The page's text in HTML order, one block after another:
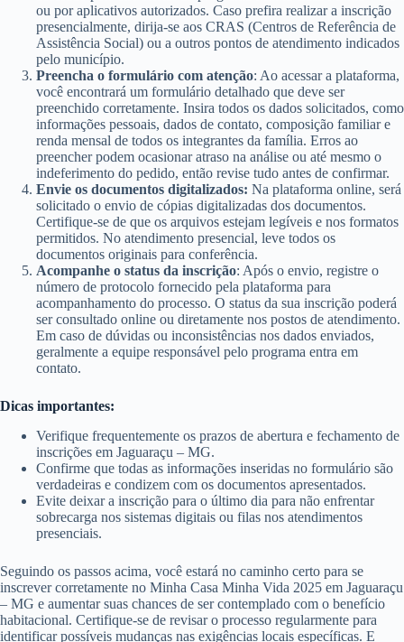
ou por aplicativos autorizados. Caso prefira realizar a inscrição
presencialmente, dirija-se aos CRAS (Centros de Referência de
Assistência Social) ou a outros pontos de atendimento indicados
pelo município.
Preencha o formulário com atenção: Ao acessar a plataforma,
você encontrará um formulário detalhado que deve ser
preenchido corretamente. Insira todos os dados solicitados, como
informações pessoais, dados de contato, composição familiar e
renda mensal de todos os integrantes da família. Erros ao
preencher podem ocasionar atraso na análise ou até mesmo o
indeferimento do pedido, então revise tudo antes de confirmar.
Envie os documentos digitalizados: Na plataforma online, será
solicitado o envio de cópias digitalizadas dos documentos.
Certifique-se de que os arquivos estejam legíveis e nos formatos
permitidos. No atendimento presencial, leve todos os
documentos originais para conferência.
Acompanhe o status da inscrição: Após o envio, registre o
número de protocolo fornecido pela plataforma para
acompanhamento do processo. O status da sua inscrição poderá
ser consultado online ou diretamente nos postos de atendimento.
Em caso de dúvidas ou inconsistências nos dados enviados,
geralmente a equipe responsável pelo programa entra em
contato.
Dicas importantes:
Verifique frequentemente os prazos de abertura e fechamento de
inscrições em Jaguaraçu – MG.
Confirme que todas as informações inseridas no formulário são
verdadeiras e condizem com os documentos apresentados.
Evite deixar a inscrição para o último dia para não enfrentar
sobrecarga nos sistemas digitais ou filas nos atendimentos
presenciais.
Seguindo os passos acima, você estará no caminho certo para se
inscrever corretamente no Minha Casa Minha Vida 2025 em Jaguaraçu
– MG e aumentar suas chances de ser contemplado com o benefício
habitacional. Certifique-se de revisar o processo regularmente para
identificar possíveis mudanças nas exigências locais específicas. E